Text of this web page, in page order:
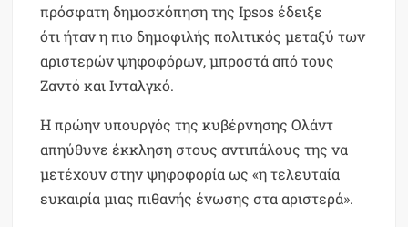
πρόσφατη δημοσκόπηση της Ipsos έδειξε
ότι ήταν η πιο δημοφιλής πολιτικός μεταξύ των
αριστερών ψηφοφόρων, μπροστά από τους
Ζαντό και Ινταλγκό.
Η πρώην υπουργός της κυβέρνησης Ολάντ
απηύθυνε έκκληση στους αντιπάλους της να
μετέχουν στην ψηφοφορία ως «η τελευταία
ευκαιρία μιας πιθανής ένωσης στα αριστερά».